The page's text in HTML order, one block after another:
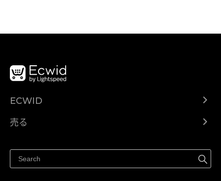
ECWID
ヘルプセンター
売る
Facebookで販売する
Instagramで販売する